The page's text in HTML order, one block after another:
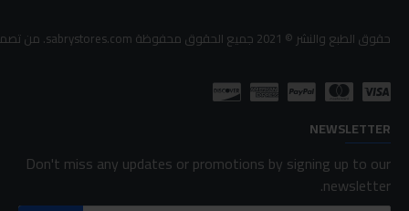
حقوق الطبع والنشر © 2021 جميع الحقوق محفوظة sabrystores.com. من تصميم-
NEWSLETTER
Don't miss any updates or promotions by signing up to our
newsletter.